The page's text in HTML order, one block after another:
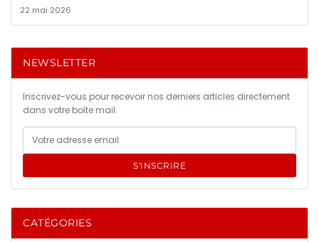
22 mai 2026
NEWSLETTER
Inscrivez-vous pour recevoir nos derniers articles directement
dans votre boîte mail.
S'INSCRIRE
CATÉGORIES